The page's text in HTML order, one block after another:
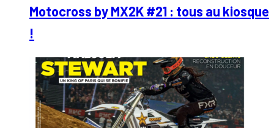
Motocross by MX2K #21 : tous au kiosque
!